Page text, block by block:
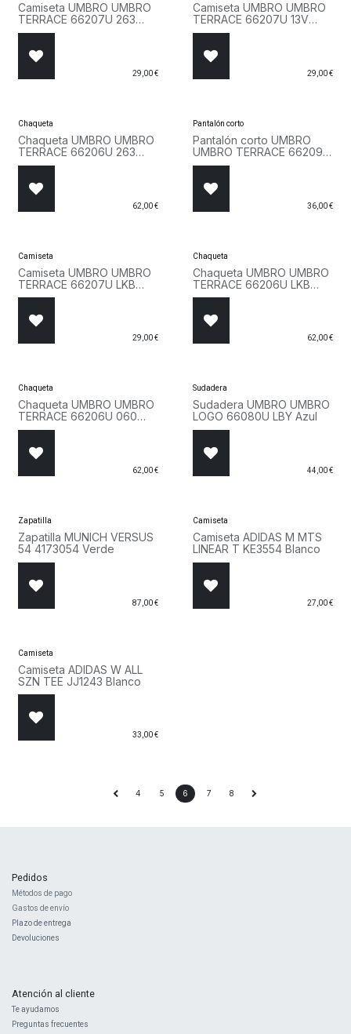
Camiseta UMBRO UMBRO
TERRACE 66207U 263
Gris
29,00€
Camiseta UMBRO UMBRO
TERRACE 66207U 13V
Blanco
29,00€
Chaqueta
Chaqueta UMBRO UMBRO
TERRACE 66206U 263
Gris
62,00€
Pantalón corto
Pantalón corto UMBRO
UMBRO TERRACE 66209U
LKB Azul
36,00€
Camiseta
Camiseta UMBRO UMBRO
TERRACE 66207U LKB
Azul
29,00€
Chaqueta
Chaqueta UMBRO UMBRO
TERRACE 66206U LKB
Azul
62,00€
Chaqueta
Chaqueta UMBRO UMBRO
TERRACE 66206U 060
Negro
62,00€
Sudadera
Sudadera UMBRO UMBRO
LOGO 66080U LBY Azul
44,00€
Zapatilla
Zapatilla MUNICH VERSUS
54 4173054 Verde
87,00€
Camiseta
Camiseta ADIDAS M MTS
LINEAR T KE3554 Blanco
27,00€
Camiseta
Camiseta ADIDAS W ALL
SZN TEE JJ1243 Blanco
33,00€
4 5 6 7 8
Pedidos
Métodos de pago
Gastos de envío
Plazo de entrega
Devoluciones
Atención al cliente
Te ayudamos
Preguntas frecuentes